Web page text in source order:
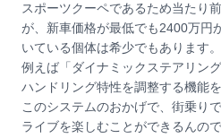
スポーツクーペであるため当たり
が、新車価格が最低でも2400万円
いている個体は希少でもあります。
例えば「ダイナミックステアリン
ハンドリング特性を調整する機能
このシステムのおかげで、街乗り
ライブを楽しむことができるんので